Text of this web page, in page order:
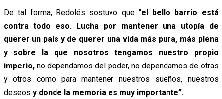
De tal forma, Redolés sostuvo que “el bello barrio está
contra todo eso. Lucha por mantener una utopía de
querer un país y de querer una vida más pura, más plena
y sobre la que nosotros tengamos nuestro propio
imperio,no dependamos del poder, no dependamos de otras
y otros como para mantener nuestros sueños, nuestros
deseos y donde la memoria es muy importante”.